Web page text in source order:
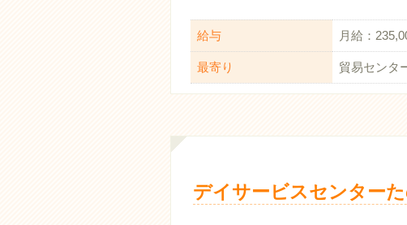
給与 月給：
最寄り 貿易センタ
デイサービスセンター